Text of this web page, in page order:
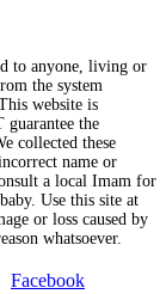
to anyone, living or
the system
website is
the
collected these
name or
a local Imam for
Use this site at
or loss caused by
whatsoever.
Facebook